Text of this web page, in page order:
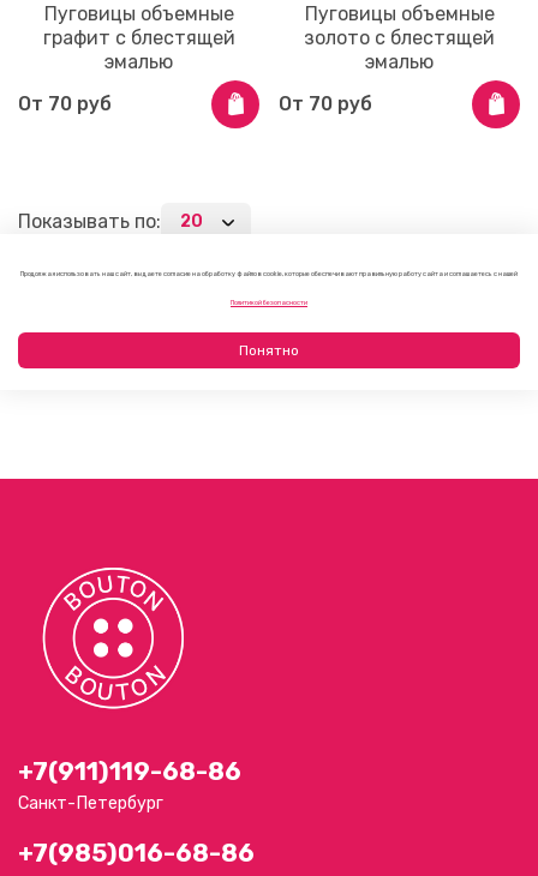
Пуговицы объемные
графит с блестящей
эмалью
От 70 руб
Пуговицы объемные
золото с блестящей
эмалью
От 70 руб
Показывать по:
+7(911)119-68-86
Санкт-Петербург
+7(985)016-68-86
Продолжая использовать наш сайт, вы даете согласие на обработку файлов cookie, которые обеспечивают правильную работу сайта и соглашаетесь с нашей
Политикой безопасности
Понятно